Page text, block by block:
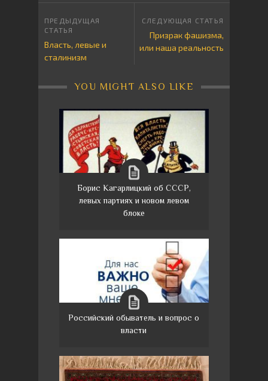
Власть, левые и
сталинизм
Призрак фашизма,
или наша реальность
YOU MIGHT ALSO LIKE
Борис Кагарлицкий об СССР,
левых партиях и новом левом
блоке
Российский обыватель и вопрос о
власти